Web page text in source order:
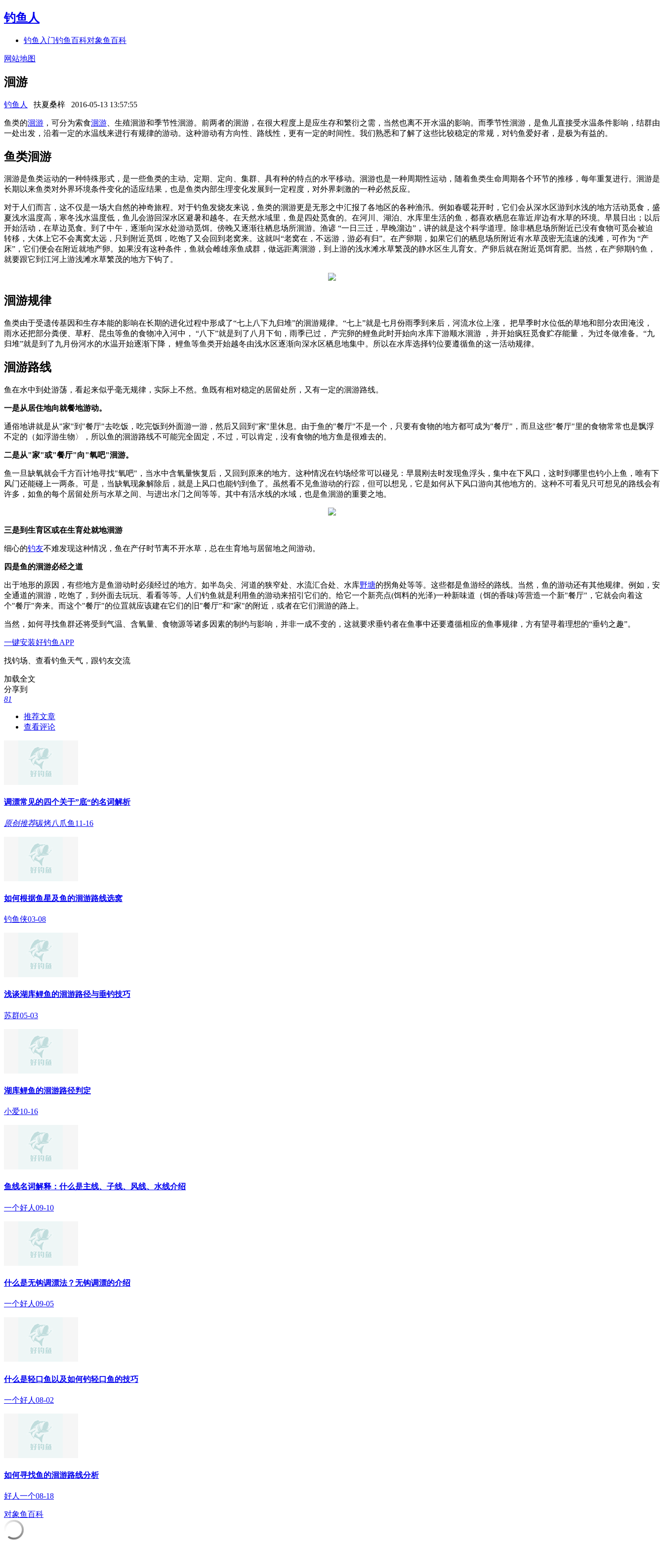
钓鱼人
钓鱼入门钓鱼百科对象鱼百科
网站地图
洄游
钓鱼人 扶夏桑梓 2016-05-13 13:57:55
鱼类的洄游 ，可分为索食洄游 、生殖洄游和季节性洄游。前两者的洄游，在很大程度上是应生存和繁衍之需，当然也离不开水温的影响。而季节性洄游，是鱼儿直接受水温条件影响，结群由
一处出发，沿着一定的水温线来进行有规律的游动。这种游动有方向性、路线性，更有一定的时间性。我们熟悉和了解了这些比较稳定的常规，对钓鱼爱好者，是极为有益的。
鱼类洄游
洄游是鱼类运动的一种特殊形式，是一些鱼类的主动、定期、定向、集群、具有种的特点的水平移动。洄游也是一种周期性运动，随着鱼类生命周期各个环节的推移，每年重复进行。洄游是
长期以来鱼类对外界环境条件变化的适应结果，也是鱼类内部生理变化发展到一定程度，对外界刺激的一种必然反应。
对于人们而言，这不仅是一场大自然的神奇旅程。对于钓鱼发烧友来说，鱼类的洄游更是无形之中汇报了各地区的各种渔汛。例如春暖花开时，它们会从深水区游到水浅的地方活动觅食，盛
夏浅水温度高，寒冬浅水温度低，鱼儿会游回深水区避暑和越冬。在天然水域里，鱼是四处觅食的。在河川、湖泊、水库里生活的鱼，都喜欢栖息在靠近岸边有水草的环境。早晨日出；以后
开始活动，在草边觅食。到了中午，逐渐向深水处游动觅饵。傍晚又逐渐往栖息场所洄游。渔谚 “一日三迁，早晚溜边”，讲的就是这个科学道理。除非栖息场所附近已没有食物可觅会被迫
转移，大体上它不会离窝太远，只到附近觅饵，吃饱了又会回到老窝来。这就叫“老窝在，不远游，游必有归”。在产卵期，如果它们的栖息场所附近有水草茂密无流速的浅滩，可作为 “产
床”，它们便会在附近就地产卵。如果没有这种条件，鱼就会雌雄亲鱼成群，做远距离洄游，到上游的浅水滩水草繁茂的静水区生儿育女。产卵后就在附近觅饵育肥。当然，在产卵期钓鱼，
就要跟它到江河上游浅滩水草繁茂的地方下钩了。
洄游规律
鱼类由于受遗传基因和生存本能的影响在长期的进化过程中形成了“七上八下九归堆”的洄游规律。“七上”就是七月份雨季到来后，河流水位上涨， 把旱季时水位低的草地和部分农田淹没，
雨水还把部分粪便、草籽、昆虫等鱼的食物冲入河中， “八下”就是到了八月下旬，雨季已过， 产完卵的鲤鱼此时开始向水库下游顺水洄游 ，并开始疯狂觅食贮存能量， 为过冬做准备。“九
归堆”就是到了九月份河水的水温开始逐渐下降， 鲤鱼等鱼类开始越冬由浅水区逐渐向深水区栖息地集中。所以在水库选择钓位要遵循鱼的这一活动规律。
洄游路线
鱼在水中到处游荡，看起来似乎毫无规律，实际上不然。鱼既有相对稳定的居留处所，又有一定的洄游路线。
一是从居住地向就餐地游动。
通俗地讲就是从"家"到"餐厅"去吃饭，吃完饭到外面游一游，然后又回到"家"里休息。由于鱼的"餐厅"不是一个，只要有食物的地方都可成为"餐厅"，而旦这些"餐厅"里的食物常常也是飘浮
不定的（如浮游生物〉，所以鱼的洄游路线不可能完全固定，不过，可以肯定，没有食物的地方鱼是很难去的。
二是从"家"或"餐厅"向"氧吧"洄游。
鱼一旦缺氧就会千方百计地寻找"氧吧"，当水中含氧量恢复后，又回到原来的地方。这种情况在钓场经常可以碰见：早晨刚去时发现鱼浮头，集中在下风口，这时到哪里也钓小上鱼，唯有下
风门还能碰上一两条。可是，当缺氧现象解除后，就是上风口也能钓到鱼了。虽然看不见鱼游动的行踪，但可以想见，它是如何从下风口游向其他地方的。这种不可看见只可想见的路线会有
许多，如鱼的每个居留处所与水草之间、与进出水门之间等等。其中有活水线的水域，也是鱼洄游的重要之地。
三是到生育区或在生育处就地洄游
细心的钓友不难发现这种情况，鱼在产仔时节离不开水草，总在生育地与居留地之间游动。
四是鱼的洄游必经之道
出于地形的原因，有些地方是鱼游动时必须经过的地方。如半岛尖、河道的狭窄处、水流汇合处、水库野塘的拐角处等等。这些都是鱼游经的路线。当然，鱼的游动还有其他规律。例如，安
全通道的洄游，吃饱了，到外面去玩玩、看看等等。人们钓鱼就是利用鱼的游动来招引它们的。给它一个新亮点(饵料的光泽)一种新味道（饵的香味)等营造一个新"餐厅"，它就会向着这
个"餐厅"奔来。而这个"餐厅"的位罝就应该建在它们的旧"餐厅"和"家"的附近，或者在它们洄游的路上。
当然，如何寻找鱼群还将受到气温、含氧量、食物源等诸多因素的制约与影响，并非一成不变的，这就要求垂钓者在鱼事中还要遵循相应的鱼事规律，方有望寻着理想的“垂钓之趣”。
一键安装好钓鱼APP
找钓场、查看钓鱼天气，跟钓友交流
加载全文
分享到
81
推荐文章
查看评论
调漂常见的四个关于”底“的名词解析
原创推荐碳烤八爪鱼 11-16
如何根据鱼星及鱼的洄游路线选窝
钓鱼侠03-08
浅谈湖库鲤鱼的洄游路径与垂钓技巧
苏群05-03
湖库鲤鱼的洄游路径判定
小爱10-16
鱼线名词解释：什么是主线、子线、风线、水线介绍
一个好人 09-10
什么是无钩调漂法？无钩调漂的介绍
一个好人 09-05
什么是轻口鱼以及如何钓轻口鱼的技巧
一个好人 08-02
如何寻找鱼的洄游路线分析
好人一个08-18
对象鱼百科